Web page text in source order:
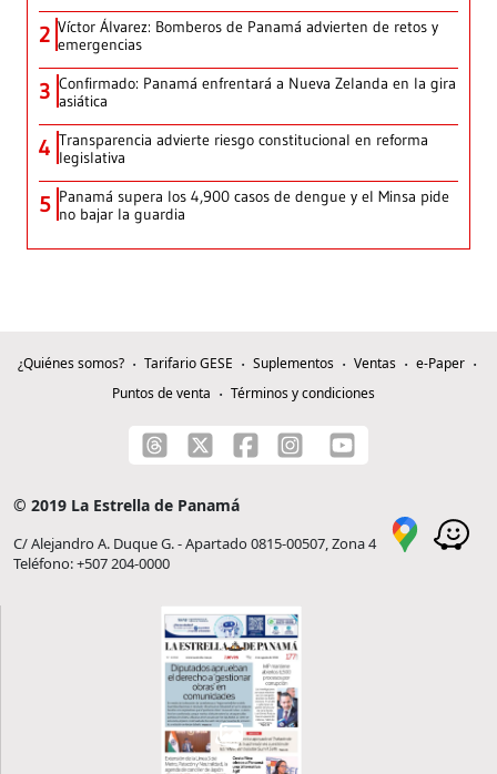
2 Víctor Álvarez: Bomberos de Panamá advierten de retos y
emergencias
3 Confirmado: Panamá enfrentará a Nueva Zelanda en la gira
asiática
4 Transparencia advierte riesgo constitucional en reforma
legislativa
5 Panamá supera los 4,900 casos de dengue y el Minsa pide
no bajar la guardia
¿Quiénes somos? Tarifario GESE Suplementos Ventas
e-Paper
Puntos de venta
Términos y condiciones
© 2019 La Estrella de Panamá
C/ Alejandro A. Duque G. - Apartado 0815-00507, Zona 4
Teléfono: +507 204-0000